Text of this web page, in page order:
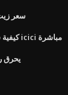
سعر
كيفية شراء الأسهم باستخدام icici مباشرة
يحرق